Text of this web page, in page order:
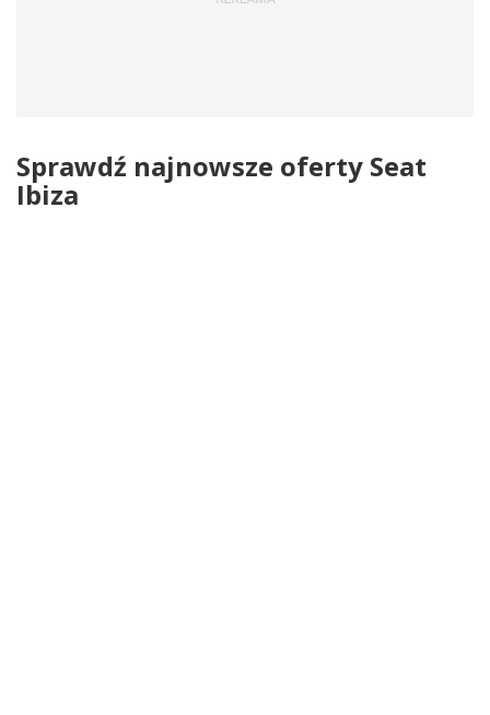
Sprawdź najnowsze oferty Seat
Ibiza